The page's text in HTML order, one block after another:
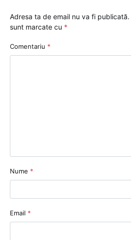
Adresa ta de email nu va fi publicată.
sunt marcate cu *
Comentariu *
Nume *
Email *